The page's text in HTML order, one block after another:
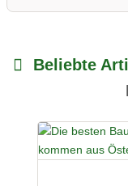
Beliebte